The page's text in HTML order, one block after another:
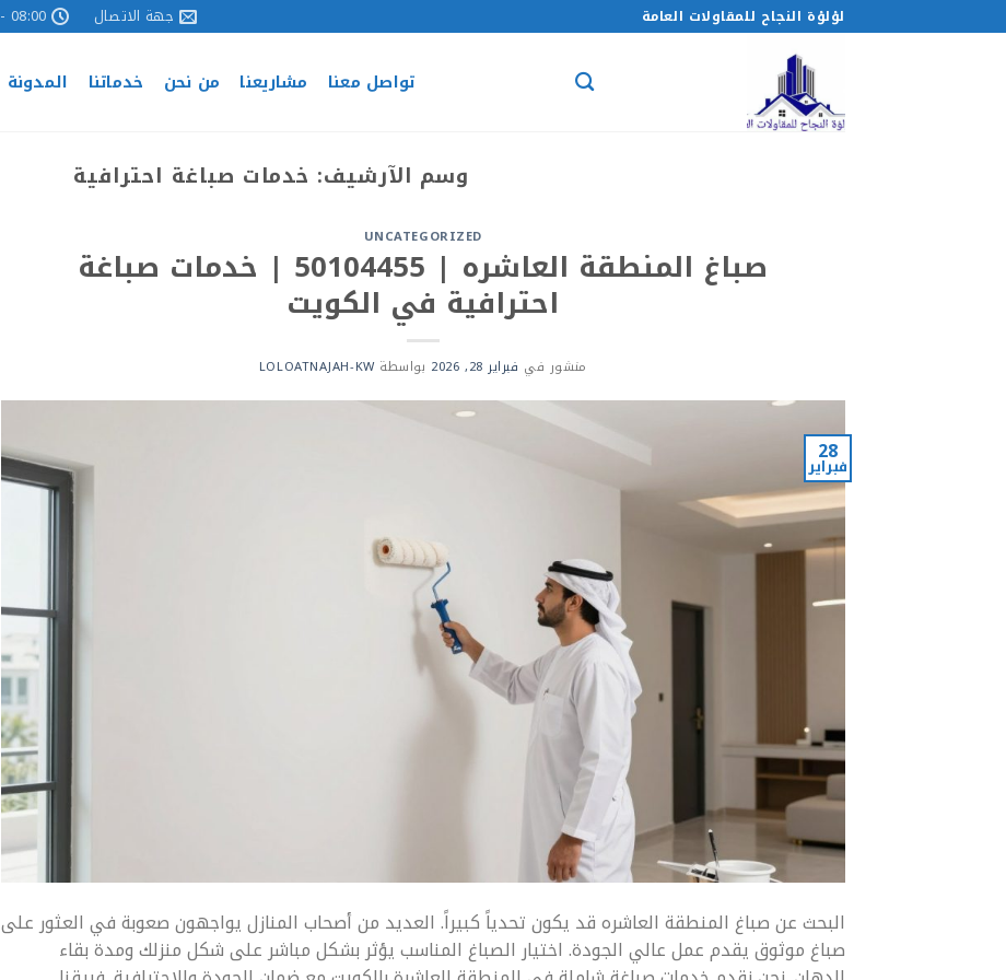
للمحتوى
لؤلؤة النجاح للمقاولات العامة جهة الاتصال 08:00 - 17:00
تواصل معنا مشاريعنا من نحن خدماتنا المدونة
وسم الآرشيف: خدمات صباغة احترافية
UNCATEGORIZED
صباغ المنطقة العاشره | 50104455 | خدمات صباغة
احترافية في الكويت
منشور في فبراير 28, 2026 بواسطةLOLOATNAJAH-KW
28
فبراير
البحث عن صباغ المنطقة العاشره قد يكون تحدياً كبيراً. العديد من أصحاب المنازل يواجهون صعوبة في العثور على
صباغ موثوق يقدم عمل عالي الجودة. اختيار الصباغ المناسب يؤثر بشكل مباشر على شكل منزلك ومدة بقاء